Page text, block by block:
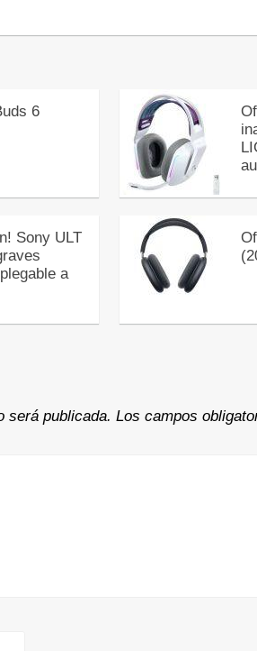
6
Sony ULT
a
será publicada. Los campos